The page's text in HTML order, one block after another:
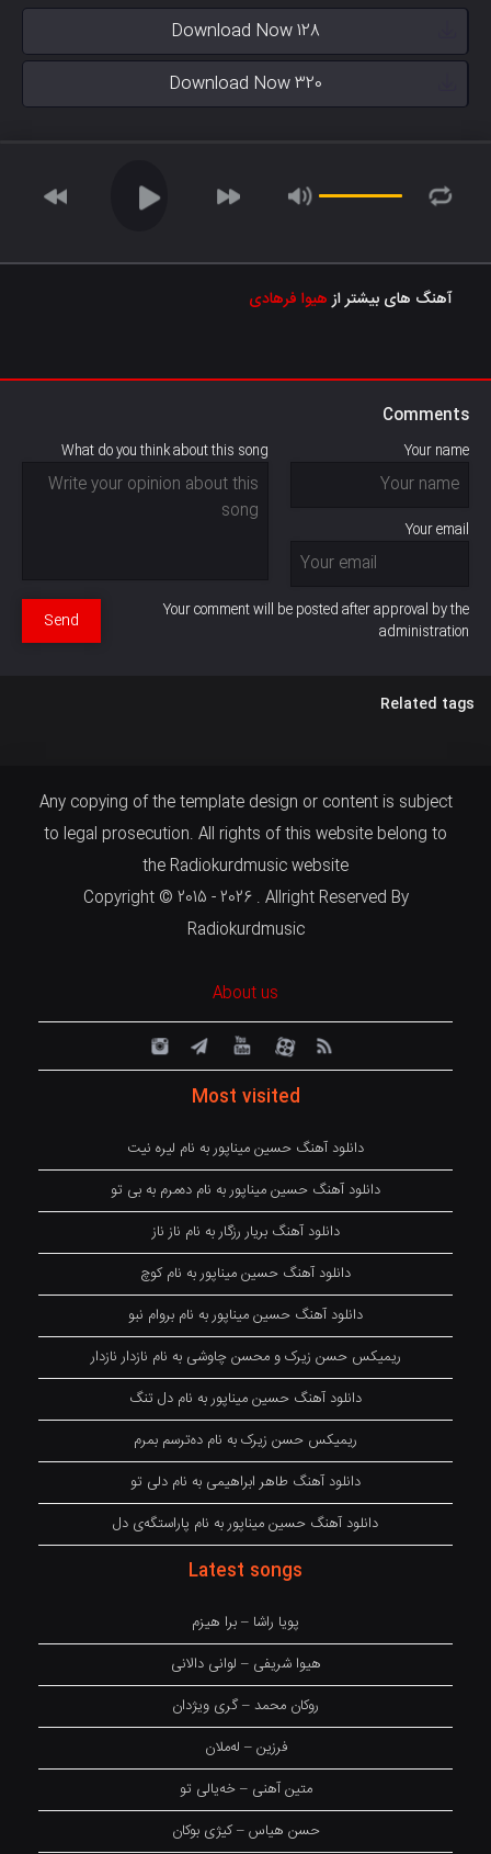
Download Now 128
Download Now 320
آهنگ های بیشتر ازهیوا فرهادی
Comments
Your name
Your email
What do you think about this song
Your comment will be posted after approval by the
administration
Send
Related tags
Any copying of the template design or content is subject
to legal prosecution. All rights of this website belong to
the Radiokurdmusic website
Copyright © 2015 - 2026 . Allright Reserved By
Radiokurdmusic
About us
Most visited
دانلود آهنگ حسین میناپور به نام لیره نیت
دانلود آهنگ حسین میناپور به نام دەمرم بە بی تو
دانلود آهنگ بریار رزگار به نام ناز ناز
دانلود آهنگ حسین میناپور به نام کوچ
دانلود آهنگ حسین میناپور به نام بروام نبو
ریمیکس حسن زیرک و محسن چاوشی به نام نازدار نازدار
دانلود آهنگ حسین میناپور به نام دل تنگ
ریمیکس حسن زیرک به نام دەترسم بمرم
دانلود آهنگ طاهر ابراهیمی به نام دلی تو
دانلود آهنگ حسین میناپور به نام پاراستگەی دل
Latest songs
پویا راشا – برا هیزم
هیوا شریفی – لوانی دالانی
روکان محمد – گری ویژدان
فرزین – لەملان
متین آهنی – خەیالی تو
حسن هیاس – کیژی بوکان